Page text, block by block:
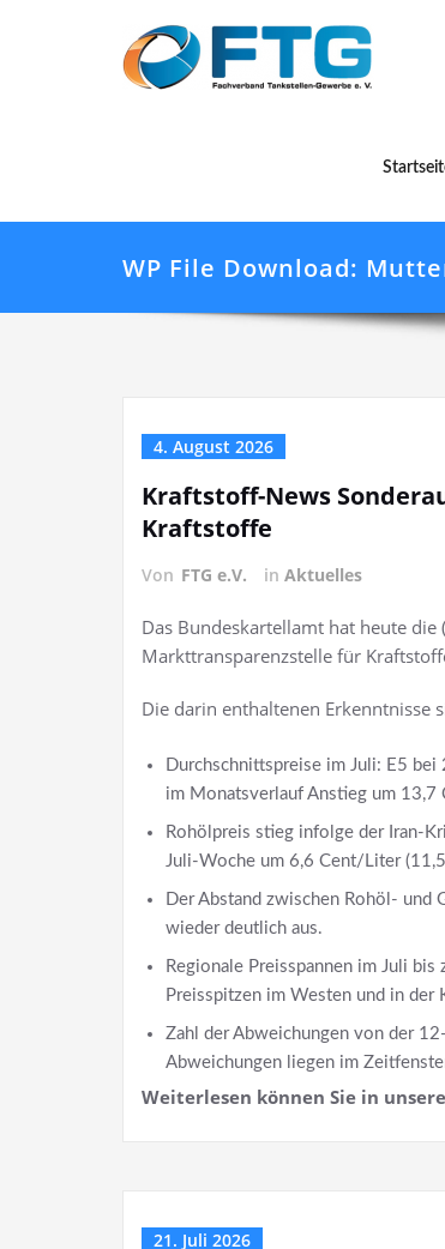
WP File Download:
4. August 2026
Kraftstoff-News
Kraftstoffe
Von FTG e.V. in Aktuelles
Das Bundeskartellamt hat heute
Markttransparenzstelle für
Die darin enthaltenen Erkenntnisse
Durchschnittspreise im Juli: E5
im Monatsverlauf Anstieg um 13,7
Rohölpreis stieg infolge der Iran-
Juli-Woche um 6,6 Cent/Liter
Der Abstand zwischen Rohöl- und
wieder deutlich aus.
Regionale Preisspannen im Juli
Preisspitzen im Westen und in der
Zahl der Abweichungen von der
Abweichungen liegen im
Weiterlesen können Sie in
21. Juli 2026